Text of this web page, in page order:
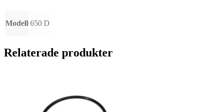
Modell 650 D
Relaterade produkter